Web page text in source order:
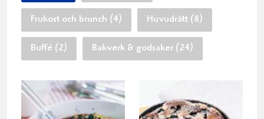
Frukost och brunch (4) Huvudrätt (8)
Buffé (2) Bakverk & godsaker (24)